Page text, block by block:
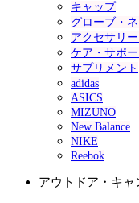
キャップ
グローブ・
アクセサリ
ケア・サポ
サプリメント
adidas
ASICS
MIZUNO
New Balance
NIKE
Reebok
アウトドア・キ